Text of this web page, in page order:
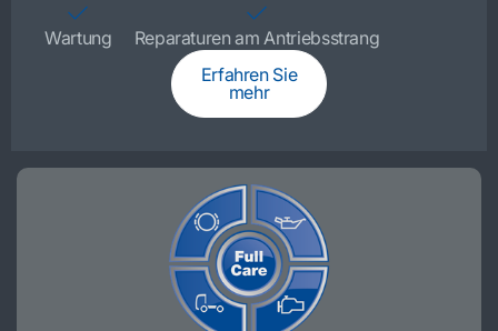
Wartung
Reparaturen am Antriebsstrang
Erfahren Sie
mehr